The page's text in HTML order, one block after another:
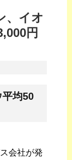
、イオ
円
平均50
会社が発